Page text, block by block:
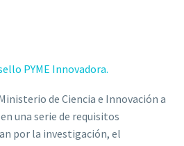
PYME Innovadora.
de Ciencia e Innovación a
una serie de requisitos
por la investigación, el